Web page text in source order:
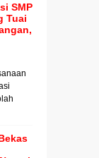
SMP
Tuai